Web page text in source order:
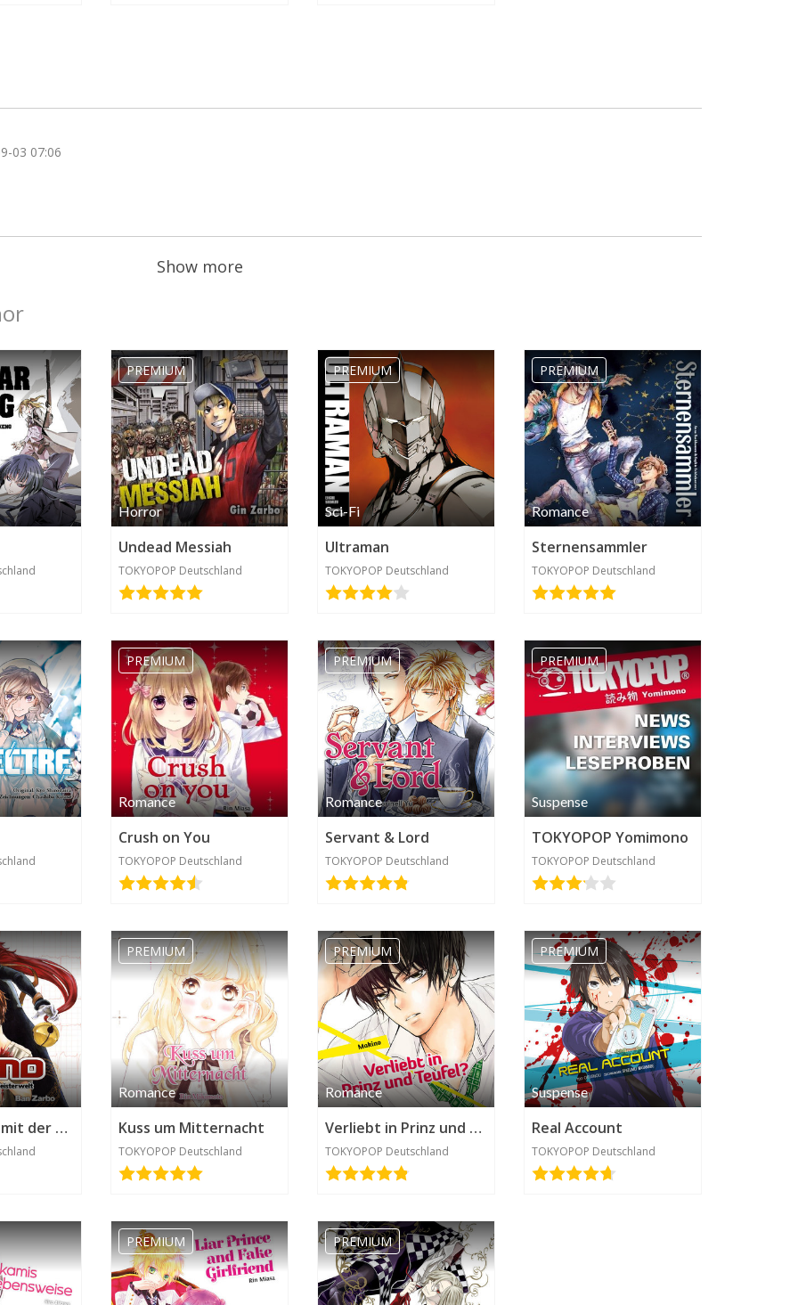
03 07:06
Show more
PREMIUM
Horror
Undead Messiah
TOKYOPOP Deutschland
PREMIUM
Sci-Fi
Ultraman
TOKYOPOP Deutschland
PREMIUM
Romance
Sternensammler
TOKYOPOP Deutschland
PREMIUM
Romance
Crush on You
TOKYOPOP Deutschland
PREMIUM
Romance
Servant & Lord
TOKYOPOP Deutschland
PREMIUM
Suspense
TOKYOPOP Yomimono
TOKYOPOP Deutschland
Kamo – Pakt mit der Geisterwelt
PREMIUM
Romance
Kuss um Mitternacht
TOKYOPOP Deutschland
PREMIUM
Romance
Verliebt in Prinz und Teufel?
TOKYOPOP Deutschland
PREMIUM
Suspense
Real Account
TOKYOPOP Deutschland
PREMIUM PREMIUM